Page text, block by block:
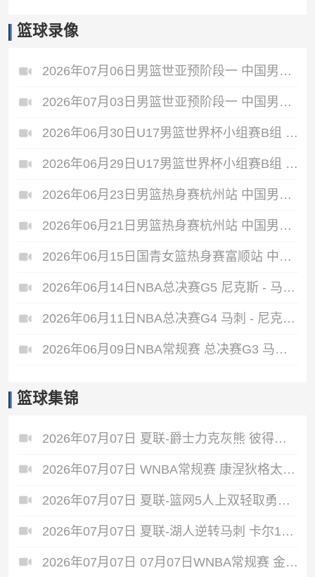
篮球录像
2026年07月06日男篮世亚预阶段一 中国男篮 - 中国台北男篮 全场录像
2026年07月03日男篮世亚预阶段一 中国男篮 - 日本男篮 全场录像
2026年06月30日U17男篮世界杯小组赛B组 立陶宛U17男篮 - 中国U17男篮 全场录像
2026年06月29日U17男篮世界杯小组赛B组 中国U17男篮 - 加拿大U17男篮 录像
2026年06月23日男篮热身赛杭州站 中国男篮 - 荷兰男篮 全场录像
2026年06月21日男篮热身赛杭州站 中国男篮 - 澳大利亚男篮 全场录像
2026年06月15日国青女篮热身赛富顺站 中国U17女篮 - 伏伊伏丁那女篮 全场录像
2026年06月14日NBA总决赛G5 尼克斯 - 马刺 全场录像
2026年06月11日NBA总决赛G4 马刺 - 尼克斯 全场录像
2026年06月09日NBA常规赛 总决赛G3 马刺 - 尼克斯 全场录像
篮球集锦
2026年07月07日 夏联-爵士力克灰熊 彼得森25+12 布泽尔18+7 科沃德23分
2026年07月07日 WNBA常规赛 康涅狄格太阳 90 - 89 明尼苏达山猫 全场集锦
2026年07月07日 夏联-篮网5人上双轻取勇士蓝 杰明23+8+5 6号秀布朗10+4
2026年07月07日 夏联-湖人逆转马刺 卡尔13分钟5分 贾科比·吉莱斯皮19分6助
2026年07月07日 07月07日WNBA常规赛 金州女武神62-49华盛顿神秘人 全场集锦